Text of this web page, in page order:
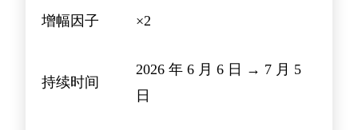
增幅因子 ×2
持续时间
2026 年 6 月 6 日 → 7 月 5
日